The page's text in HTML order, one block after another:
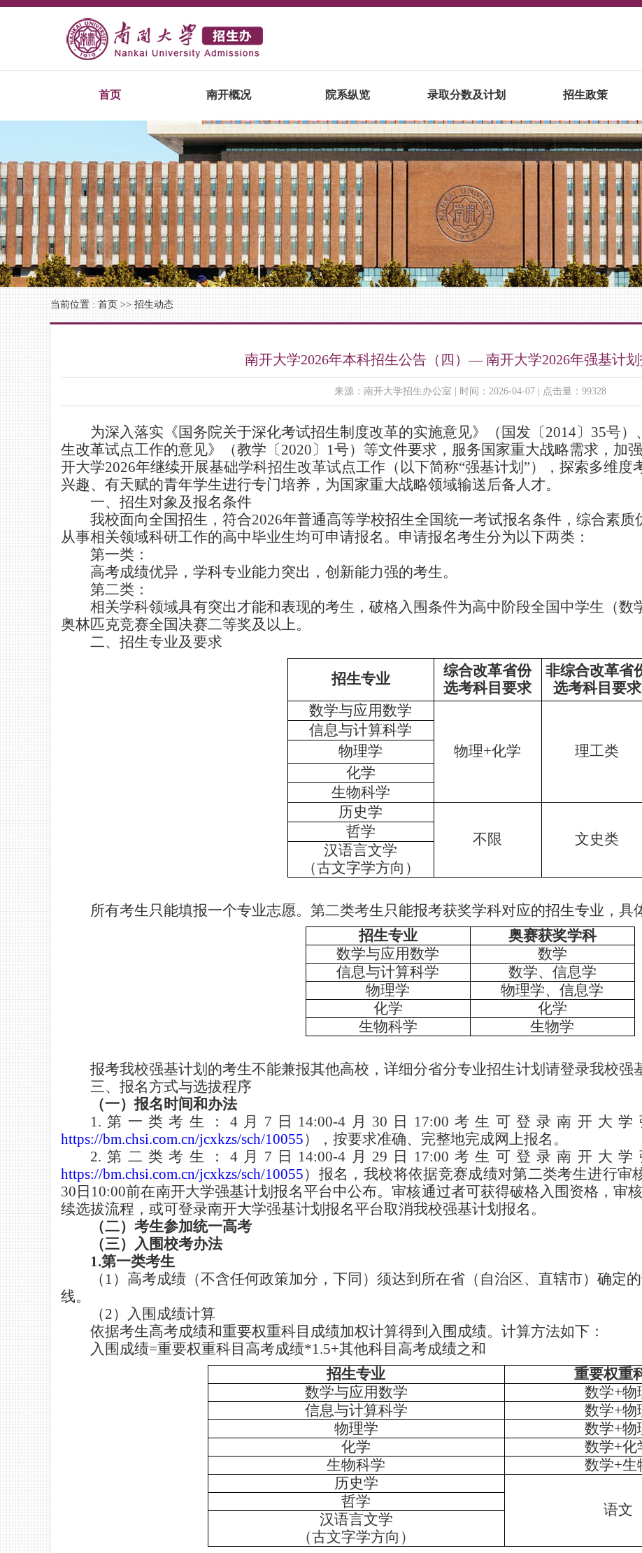
首页 南开概况 院系纵览 录取分数及计划 招生政策
当前位置 : 首页 >> 招生动态
南开大学2026年本科招生公告（四）— 南开大学2026年强基计
来源：南开大学招生办公室 | 时间：2026-04-07 | 点击量：99328
为深入落实《国务院关于深化考试招生制度改革的实施意见》（国发〔2014〕 35号）
生改革试点工作的意见》（教学〔2020〕 1号）等文件要求，服务国家重大战略需求，加
开大学2026年继续开展基础学科招生改革试点工作（以下简称“强基计划 ”），探索多维度
兴趣、有天赋的青年学生进行专门培养，为国家重大战略领域输送后备人才。
一、招生对象及报名条件
我校面向全国招生，符合2026年普通高等学校招生全国统一考试报名条件，综合素
从事相关领域科研工作的高中毕业生均可申请报名。申请报名考生分为以下两类：
第一类：
高考成绩优异，学科专业能力突出，创新能力强的考生。
第二类：
相关学科领域具有突出才能和表现的考生，破格入围条件为高中阶段全国中学生（数
奥林匹克竞赛全国决赛二等奖及以上。
二、 招生专业及要求
招生专业
综合改革省份
选考科目要求
非综合改革省
选考科目要求
数学与应用数学
物理+化学 理工类
信息与计算科学
物理学
化学
生物科学
历史学
不限
文史类
哲学
汉语言文学
（古文字学方向）
所有考生只能填报一个专业志愿。 第二类考生只能报考获奖学科对应的招生专业，具
招生专业
奥赛获奖学科
数学与应用数学
数学
信息与计算科学
数学、信息学
物理学
物理学、 信息学
化学
化学
生物科学
生物学
报考我校强基计划的考生不能兼报其他高校，详细分省分专业招生计划请登录我校强
三、报名方式与选拔程序
（一）报名时间和办法
1. 第一类考生：4 月 7 日 14:00-4 月 30 日 17:00 考生可登录南开大学
https://bm.chsi.com.cn/jcxkzs/sch/10055），按要求准确、完整地完成网上报名。
2. 第二类考生：4 月 7 日 14:00-4 月 29 日 17:00 考生可登录南开大学
https://bm.chsi.com.cn/jcxkzs/sch/10055）报名， 我校将依据竞赛成绩对第二类考生进行审
30 日 10:00前在南开大学强基计划报名平台中公布。审核通过者可获得破格入围资格，审
续选拔流程，或可登录南开大学强基计划报名平台取消我校强基计划报名。
（二）考生参加统一高考
（三）入围校考办法
1.第一类考生
（ 1）高考成绩（不含任何政策加分，下同）须达到所在省（自治区、直辖市）确定
线。
（2）入围成绩计算
依据考生高考成绩和重要权重科目成绩加权计算得到入围成绩。计算方法如下：
入围成绩=重要权重科目高考成绩*1.5+其他科目高考成绩之和
招生专业
重要权重
数学与应用数学
数学+物
信息与计算科学
数学+物
物理学
数学+物
化学
数学+化
生物科学
数学+生
历史学
语文
哲学
汉语言文学
（古文字学方向）